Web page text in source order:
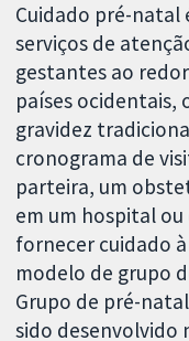
Cuidado pré-natal
serviços de
gestantes ao
países ocidentais,
gravidez
cronograma de
parteira, um
em um hospital
fornecer cuidado
modelo de grupo
Grupo de pré-
sido desenvolvido